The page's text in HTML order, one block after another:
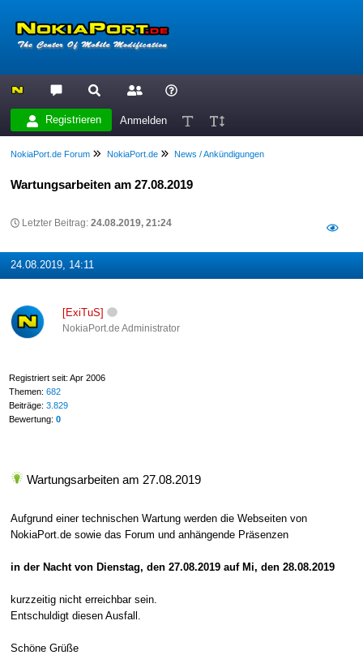
Registrieren Anmelden
NokiaPort.de Forum NokiaPort.de News / Ankündigungen
Wartungsarbeiten am 27.08.2019
Letzter Beitrag:24.08.2019, 21:24
24.08.2019, 14:11
[ExiTuS]
NokiaPort.de Administrator
Registriert seit: Apr 2006
Themen: 682
Beiträge: 3.829
Bewertung: 0
Wartungsarbeiten am 27.08.2019
Aufgrund einer technischen Wartung werden die Webseiten von
NokiaPort.de sowie das Forum und anhängende Präsenzen
in der Nacht von Dienstag, den 27.08.2019 auf Mi, den 28.08.2019
kurzzeitig nicht erreichbar sein.
Entschuldigt diesen Ausfall.
Schöne Grüße